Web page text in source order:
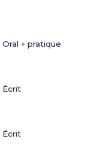
Oral + pratique
Écrit
Écrit